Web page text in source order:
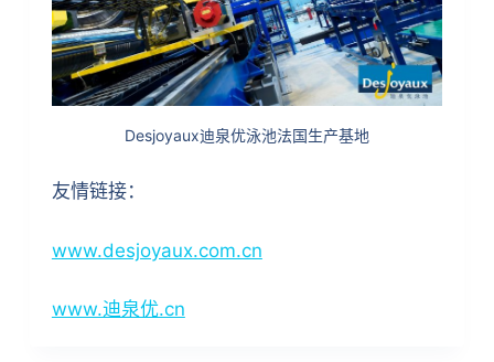
Desjoyaux迪泉优泳池法国生产基地
友情链接：
www.desjoyaux.com.cn
www.迪泉优.cn